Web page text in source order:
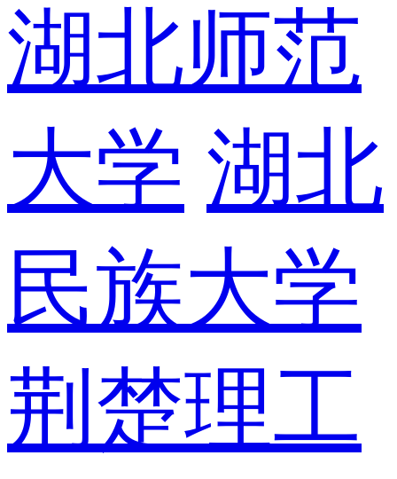
湖北师范
大学 湖北
民族大学
荆楚理工